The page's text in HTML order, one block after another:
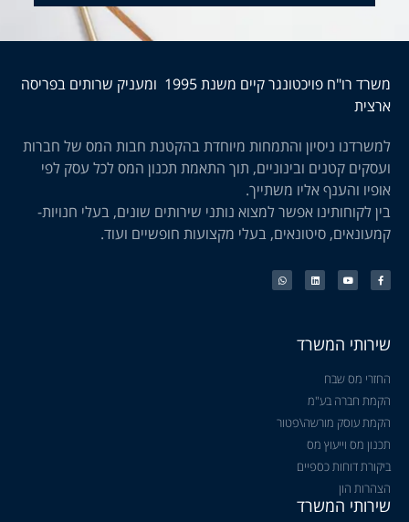
משרד רו"ח פויכטונגר קיים משנת 1995 ומעניק שרותים בפריסה
ארצית
למשרדנו ניסיון והתמחות מיוחדת בהקטנת חבות המס של חברות
ועסקים קטנים ובינוניים, תוך התאמת תכנון המס לכל עסק לפי
אופיו והענף אליו משתייך.
בין לקוחותינו אפשר למצוא נותני שירותים שונים, בעלי חנויות-
קמעונאים, סיטונאים, בעלי מקצועות חופשיים ועוד.
שירותי המשרד
החזרי מס שבח
הקמת חברה בע"מ
הקמת עוסק מורשה\פטור
תכנון מס וייעוץ מס
ביקורת דוחות כספיים
הצהרות הון
שירותי המשרד